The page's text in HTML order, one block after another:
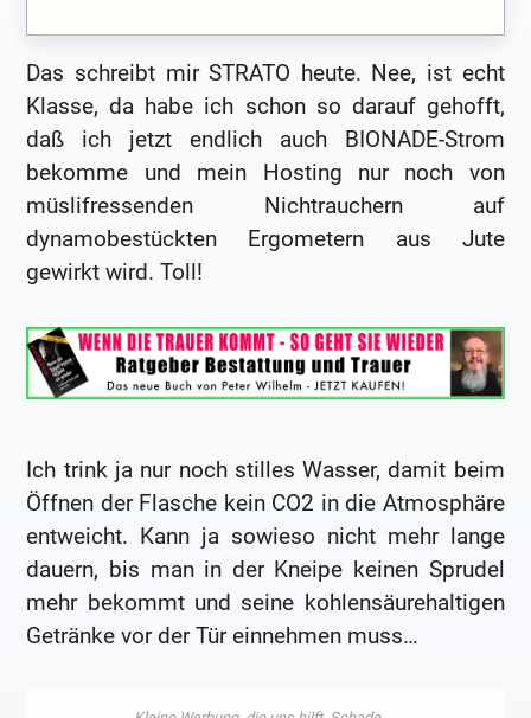
Das schreibt mir STRATO heute. Nee, ist echt
Klasse, da habe ich schon so darauf gehofft,
daß ich jetzt endlich auch BIONADE-Strom
bekomme und mein Hosting nur noch von
müslifressenden Nichtrauchern auf
dynamobestückten Ergometern aus Jute
gewirkt wird. Toll!
Ich trink ja nur noch stilles Wasser, damit beim
Öffnen der Flasche kein CO2 in die Atmosphäre
entweicht. Kann ja sowieso nicht mehr lange
dauern, bis man in der Kneipe keinen Sprudel
mehr bekommt und seine kohlensäurehaltigen
Getränke vor der Tür einnehmen muss…